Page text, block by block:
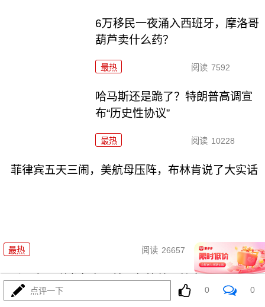
6万移民一夜涌入西班牙，摩洛哥
葫芦卖什么药？
最热 阅读 7592
哈马斯还是跪了？特朗普高调宣
布“历史性协议”
最热 阅读 10228
菲律宾五天三闹，美航母压阵，布林肯说了大实话
最热 阅读 26657 07-31
爱国者只剩半条命，美军却拉着沙特去伊拉克踩雷
点评一下 0 0